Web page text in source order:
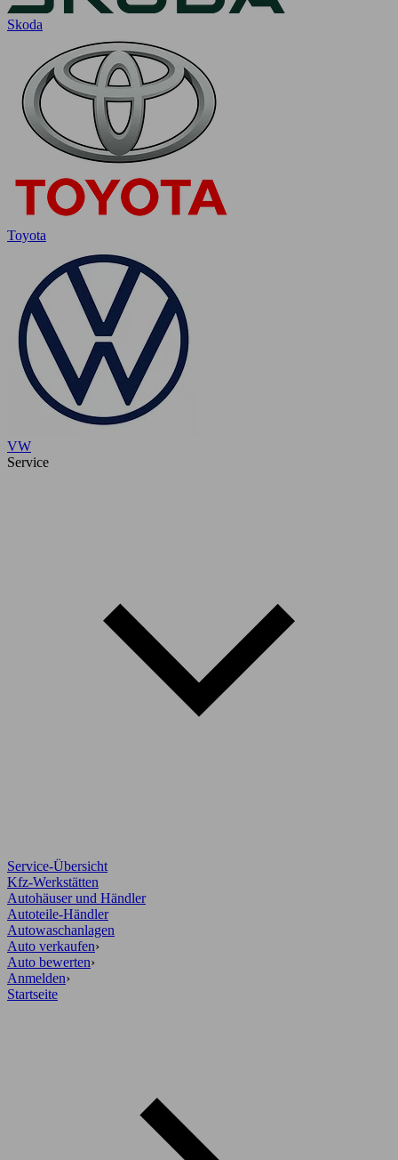
Skoda
Toyota
VW
Service
Service-Übersicht
Kfz-Werkstätten
Autohäuser und Händler
Autoteile-Händler
Autowaschanlagen
Auto verkaufen›
Auto bewerten›
Anmelden›
Startseite